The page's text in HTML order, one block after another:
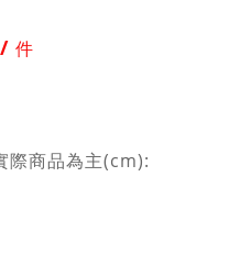
件
際商品為主(cm):